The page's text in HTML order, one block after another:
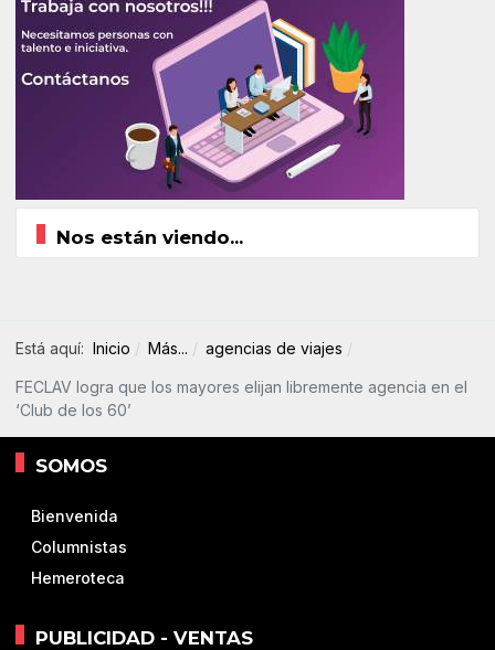
Nos están viendo...
Está aquí: Inicio Más... agencias de viajes
FECLAV logra que los mayores elijan libremente agencia en el
‘Club de los 60’
SOMOS
Bienvenida
Columnistas
Hemeroteca
PUBLICIDAD - VENTAS